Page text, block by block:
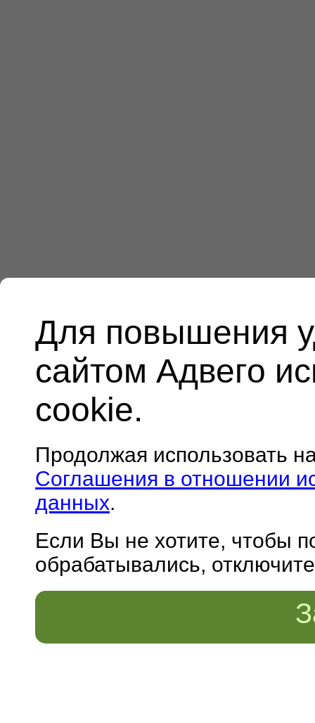
Для повышения
сайтом Адвего
cookie.
Продолжая использовать
Соглашения в отношении
данных.
Если Вы не хотите, чтобы
обрабатывались,